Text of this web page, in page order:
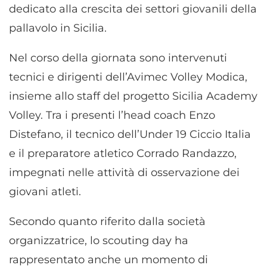
dedicato alla crescita dei settori giovanili della
pallavolo in Sicilia.
Nel corso della giornata sono intervenuti
tecnici e dirigenti dell’Avimec Volley Modica,
insieme allo staff del progetto Sicilia Academy
Volley. Tra i presenti l’head coach Enzo
Distefano, il tecnico dell’Under 19 Ciccio Italia
e il preparatore atletico Corrado Randazzo,
impegnati nelle attività di osservazione dei
giovani atleti.
Secondo quanto riferito dalla società
organizzatrice, lo scouting day ha
rappresentato anche un momento di